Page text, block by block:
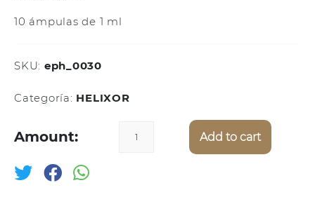
10 ámpulas de 1 ml
SKU: eph_0030
Categoría: HELIXOR
Amount: Add to cart